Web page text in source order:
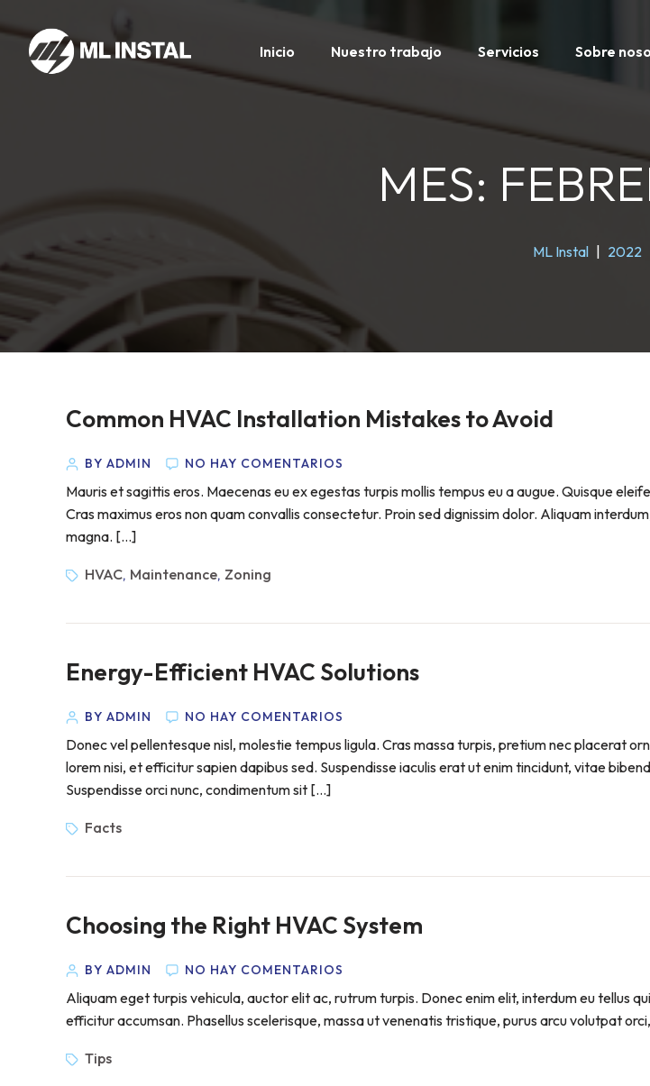
Inicio Nuestro trabajo Servicios Sobre
MES:
ML Instal 2022
Common HVAC Installation Mistakes to Avoid
BY ADMIN NO HAY COMENTARIOS
Mauris et sagittis eros. Maecenas eu ex egestas turpis mollis tempus eu a augue. Quisque
Cras maximus eros non quam convallis consectetur. Proin sed dignissim dolor. Aliquam
magna. […]
HVAC, Maintenance, Zoning
Energy-Efficient HVAC Solutions
BY ADMIN NO HAY COMENTARIOS
Donec vel pellentesque nisl, molestie tempus ligula. Cras massa turpis, pretium nec placerat
lorem nisi, et efficitur sapien dapibus sed. Suspendisse iaculis erat ut enim tincidunt, vitae
Suspendisse orci nunc, condimentum sit […]
Facts
Choosing the Right HVAC System
BY ADMIN NO HAY COMENTARIOS
Aliquam eget turpis vehicula, auctor elit ac, rutrum turpis. Donec enim elit, interdum eu tellus
efficitur accumsan. Phasellus scelerisque, massa ut venenatis tristique, purus arcu volutpat
Tips